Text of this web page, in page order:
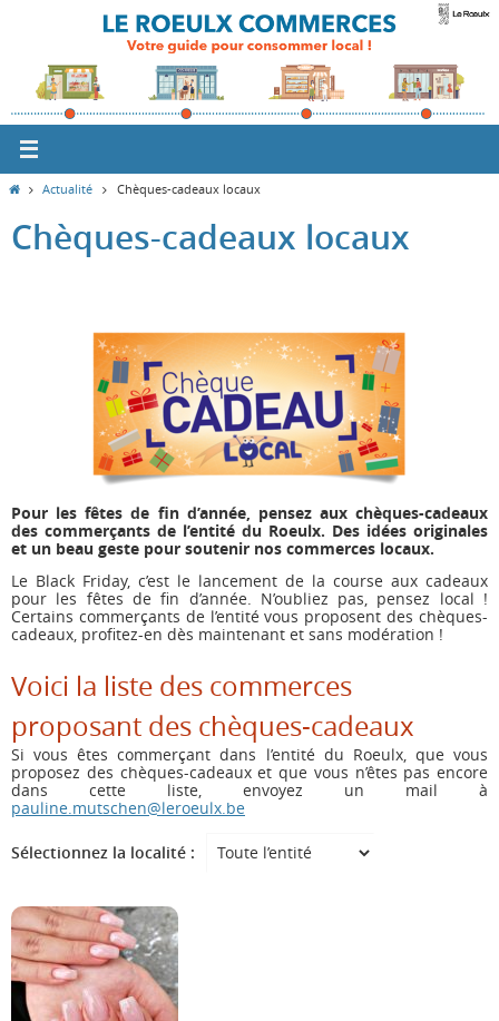
contenu
HomeActualité Chèques-cadeaux locaux
Chèques-cadeaux locaux
Pour les fêtes de fin d’année, pensez aux chèques-cadeaux
des commerçants de l’entité du Roeulx. Des idées originales
et un beau geste pour soutenir nos commerces locaux.
Le Black Friday, c’est le lancement de la course aux cadeaux
pour les fêtes de fin d’année. N’oubliez pas, pensez local !
Certains commerçants de l’entité vous proposent des chèques-
cadeaux, profitez-en dès maintenant et sans modération !
Voici la liste des commerces
proposant des chèques-cadeaux
Si vous êtes commerçant dans l’entité du Roeulx, que vous
proposez des chèques-cadeaux et que vous n’êtes pas encore
dans cette liste, envoyez un mail à
pauline.mutschen@leroeulx.be
Sélectionnez la localité :